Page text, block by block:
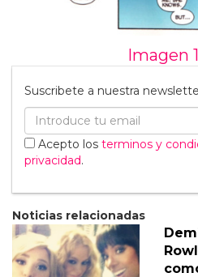
Imagen
Suscribete a nuestra
Acepto los terminos y
privacidad.
Noticias relacionadas